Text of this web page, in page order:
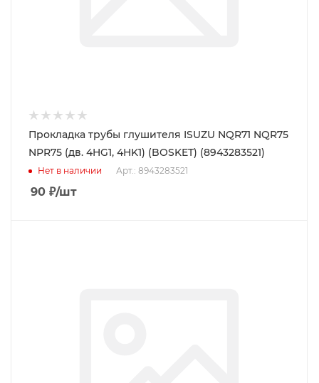
Прокладка трубы глушителя ISUZU NQR71 NQR75
NPR75 (дв. 4HG1, 4HK1) (BOSKET) (8943283521)
Нет в наличии Арт.: 8943283521
90 ₽/шт